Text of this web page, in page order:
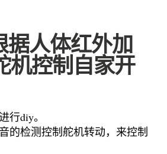
人体红外加
机控制自家开
行diy。
的检测控制舵机转动，来控制